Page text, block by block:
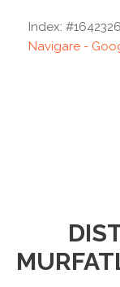
Index:
Navigare -